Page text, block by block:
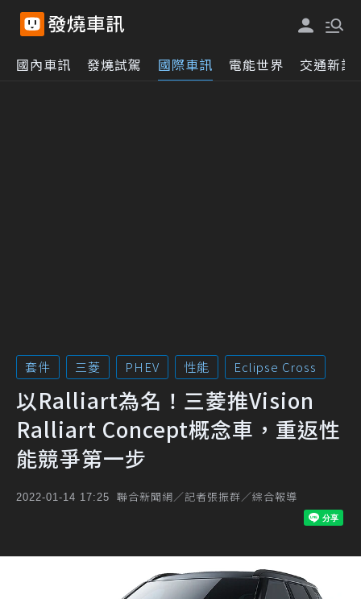
國內車訊 發燒試駕 國際車訊 電能世界 交通新訊
套件 三菱 PHEV 性能 Eclipse Cross
以Ralliart為名！三菱推Vision
Ralliart Concept概念車，重返性
能競爭第一步
2022-01-14 17:25 聯合新聞網／記者張振群／綜合報導